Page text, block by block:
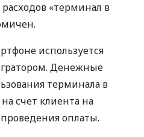
«терминал в
используется
Денежные
терминала в
счет клиента на
оплаты.